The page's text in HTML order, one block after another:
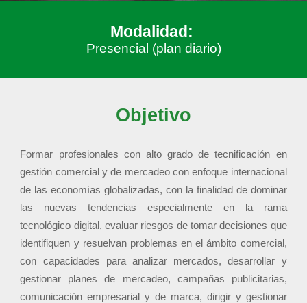
Modalidad:
Presencial (plan diario)
Objetivo
Formar profesionales con alto grado de tecnificación en
gestión comercial y de mercadeo con enfoque internacional
de las economías globalizadas, con la finalidad de dominar
las nuevas tendencias especialmente en la rama
tecnológico digital, evaluar riesgos de tomar decisiones que
identifiquen y resuelvan problemas en el ámbito comercial,
con capacidades para analizar mercados, desarrollar y
gestionar planes de mercadeo, campañas publicitarias,
comunicación empresarial y de marca, dirigir y gestionar